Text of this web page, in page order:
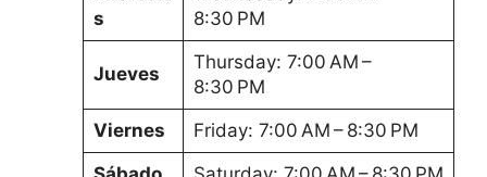
s
8:30 PM
Jueves
Thursday: 7:00 AM –
8:30 PM
Viernes
Friday: 7:00 AM – 8:30 PM